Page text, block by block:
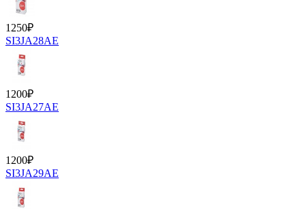
1250₽
SI3JA28AE
1200₽
SI3JA27AE
1200₽
SI3JA29AE